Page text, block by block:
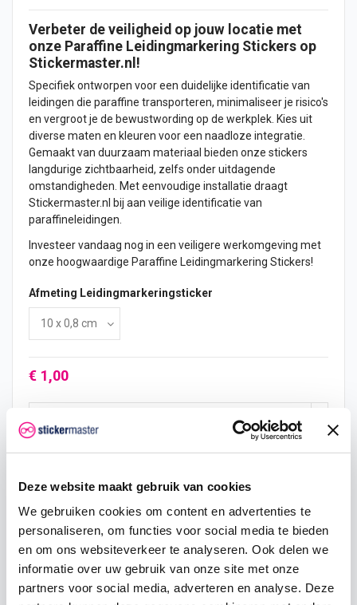
Deze website maakt gebruik van cookies
We gebruiken cookies om content en advertenties te
personaliseren, om functies voor social media te bieden
en om ons websiteverkeer te analyseren. Ook delen we
informatie over uw gebruik van onze site met onze
partners voor social media, adverteren en analyse. Deze
Verbeter de veiligheid op jouw locatie met
onze Paraffine Leidingmarkering Stickers op
Stickermaster.nl!
Specifiek ontworpen voor een duidelijke identificatie van
leidingen die paraffine transporteren, minimaliseer je risico's
en vergroot je de bewustwording op de werkplek. Kies uit
diverse maten en kleuren voor een naadloze integratie.
Gemaakt van duurzaam materiaal bieden onze stickers
langdurige zichtbaarheid, zelfs onder uitdagende
omstandigheden. Met eenvoudige installatie draagt
Stickermaster.nl bij aan veilige identificatie van
paraffineleidingen.
Investeer vandaag nog in een veiligere werkomgeving met
onze hoogwaardige Paraffine Leidingmarkering Stickers!
Afmeting Leidingmarkeringsticker
€ 1,00
Hoeveelheid Eenheid prijs Je bespaart
2 € 0,95 € 0,10
5 € 0,93